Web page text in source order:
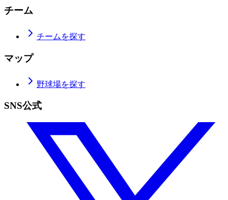
チーム
チームを探す
マップ
野球場を探す
SNS公式